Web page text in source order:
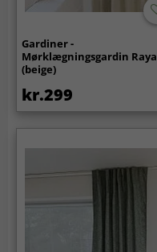
Gardiner -
Mørklægningsgardin Raya
(beige)
kr.299